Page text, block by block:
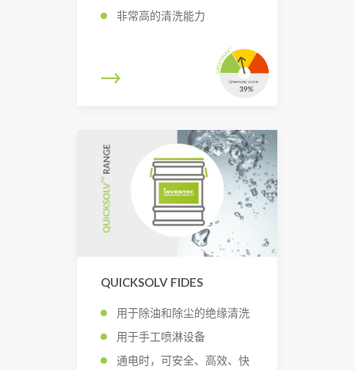
非常高的清洗能力
QUICKSOLV FIDES
用于除油和除尘的绝缘清洗
用于手工喷淋设备
通电时，可安全、高效、快